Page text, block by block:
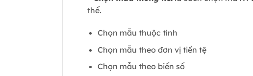
thể.
Chọn mẫu thuộc tính
Chọn mẫu theo đơn vị tiền tệ
Chọn mẫu theo biến số